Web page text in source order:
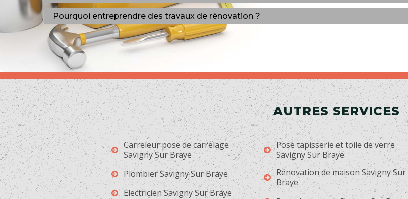
Pourquoi entreprendre des travaux de rénovation ?
AUTRES SERVICES
Carreleur pose de carrelage
Savigny Sur Braye
Plombier Savigny Sur Braye
Electricien Savigny Sur Braye
Pose tapisserie et toile de verre
Savigny Sur Braye
Rénovation de maison Savigny Sur
Braye